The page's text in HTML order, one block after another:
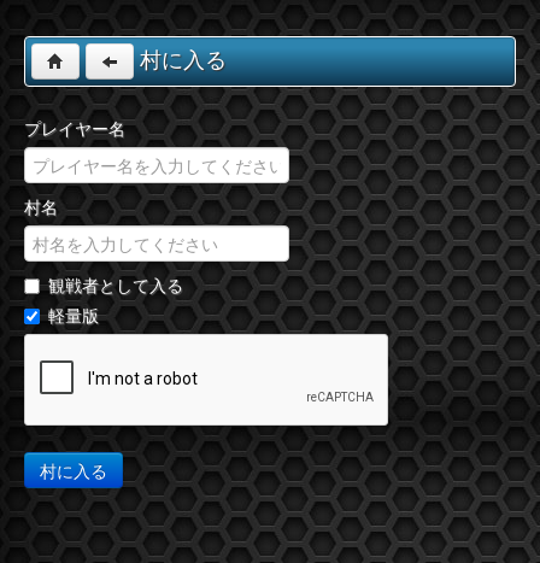
村に入る
プレイヤー名
村名
観戦者として入る
軽量版